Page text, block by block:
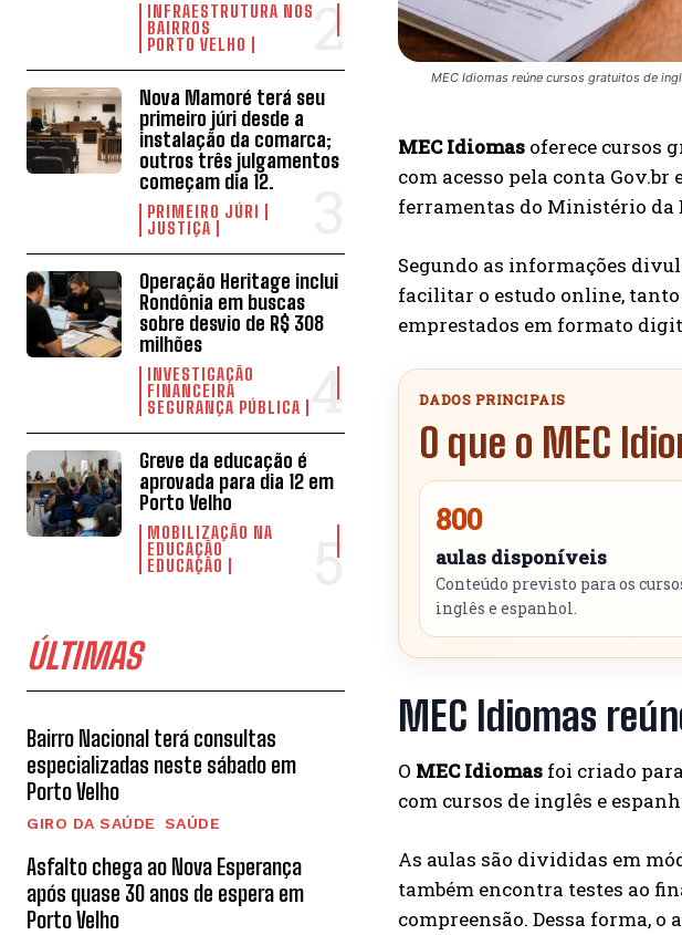
INFRAESTRUTURA NOS
BAIRROS
PORTO VELHO
Nova Mamoré terá seu
primeiro júri desde a
instalação da comarca;
outros três julgamentos
começam dia 12.
PRIMEIRO JÚRI
JUSTIÇA
Operação Heritage inclui
Rondônia em buscas
sobre desvio de R$ 308
milhões
INVESTIGAÇÃO
FINANCEIRA
SEGURANÇA PÚBLICA
Greve da educação é
aprovada para dia 12 em
Porto Velho
MOBILIZAÇÃO NA
EDUCAÇÃO
EDUCAÇÃO
ÚLTIMAS
Bairro Nacional terá consultas
especializadas neste sábado em
Porto Velho
GIRO DA SAÚDE SAÚDE
Asfalto chega ao Nova Esperança
após quase 30 anos de espera em
Porto Velho
MEC Idiomas reúne cursos gratuitos de
MEC Idiomas oferece cursos
com acesso pela conta
ferramentas do Ministério da
Segundo as informações
facilitar o estudo online,
emprestados em formato
DADOS PRINCIPAIS
O que o MEC
800
aulas disponíveis
Conteúdo previsto para os
inglês e espanhol.
MEC Idiomas
O MEC Idiomas foi criado
com cursos de inglês e
As aulas são divididas em
também encontra testes ao
compreensão. Dessa forma,